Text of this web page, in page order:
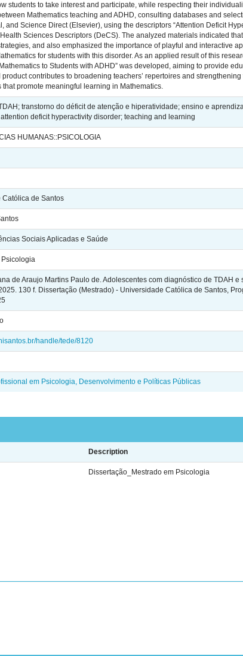
students to take interest and participate, while respecting their
Mathematics teaching and ADHD, consulting databases and
and Science Direct (Elsevier), using the descriptors “Attention Deficit
Sciences Descriptors (DeCS). The analyzed materials indicated
and also emphasized the importance of playful and interactive
for students with this disorder. As an applied result of this
to Students with ADHD” was developed, aiming to provide
contributes to broadening teachers’ repertoires and
that promote meaningful learning in Mathematics.
transtorno do déficit de atenção e hiperatividade; ensino e
deficit hyperactivity disorder; teaching and learning
HUMANAS::PSICOLOGIA
Católica de Santos
Sociais Aplicadas e Saúde
Psicologia
de Araujo Martins Paulo de. Adolescentes com diagnóstico de TDAH
130 f. Dissertação (Mestrado) - Universidade Católica de Santos,
handle/tede/8120
em Psicologia, Desenvolvimento e Políticas Públicas
Description
Dissertação_Mestrado em Psicologia